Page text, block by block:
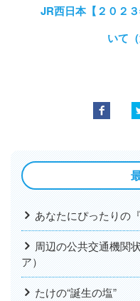
JR西日本【２０２
いて
あなたにぴったりの
周辺の公共交通機関
ア）
たけの“誕生の塩”